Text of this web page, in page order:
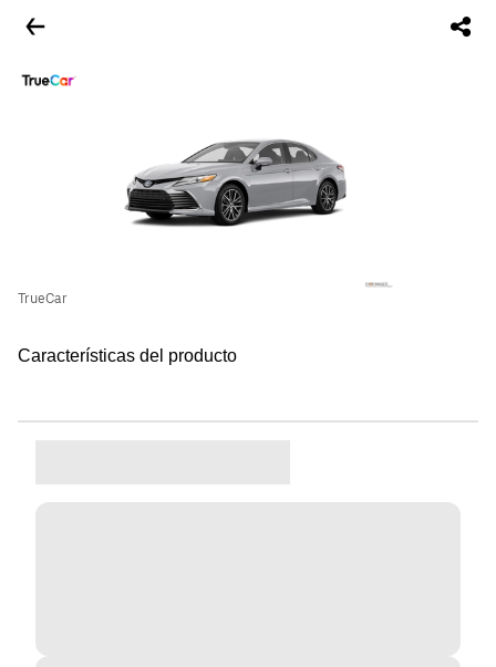
TrueCar
Características del producto